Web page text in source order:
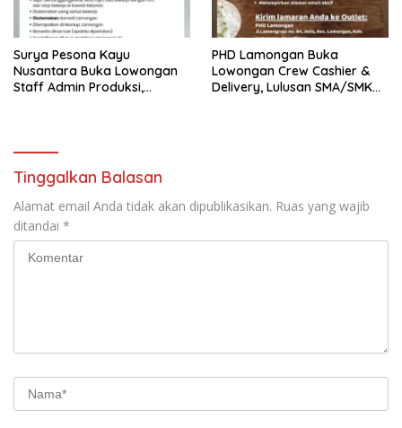
Surya Pesona Kayu
Nusantara Buka Lowongan
Staff Admin Produksi,
PHD Lamongan Buka
Lowongan Crew Cashier &
Delivery, Lulusan SMA/SMK
Tinggalkan Balasan
Alamat email Anda tidak akan dipublikasikan. Ruas yang wajib
ditandai *